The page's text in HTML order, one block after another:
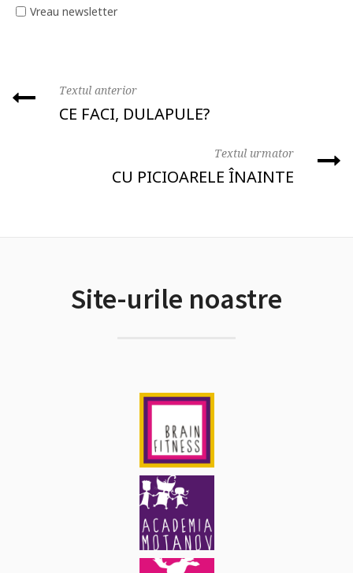
Vreau newsletter
Textul anterior
CE FACI, DULAPULE?
Textul urmator
CU PICIOARELE ÎNAINTE
Site-urile noastre